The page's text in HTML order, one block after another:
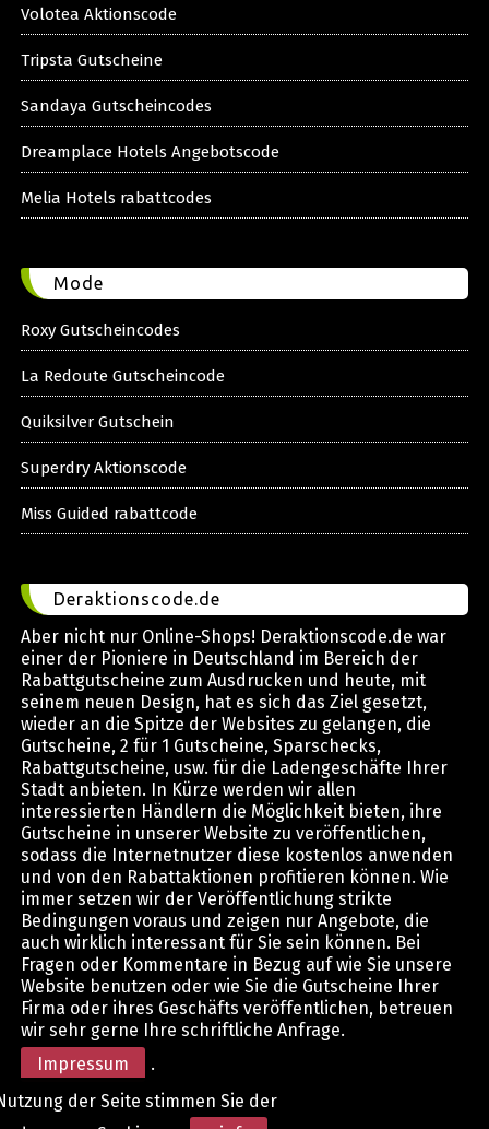
Volotea Aktionscode
Tripsta Gutscheine
Sandaya Gutscheincodes
Dreamplace Hotels Angebotscode
Melia Hotels rabattcodes
Mode
Roxy Gutscheincodes
La Redoute Gutscheincode
Quiksilver Gutschein
Superdry Aktionscode
Miss Guided rabattcode
Deraktionscode.de
Aber nicht nur Online-Shops! Deraktionscode.de war
einer der Pioniere in Deutschland im Bereich der
Rabattgutscheine zum Ausdrucken und heute, mit
seinem neuen Design, hat es sich das Ziel gesetzt,
wieder an die Spitze der Websites zu gelangen, die
Gutscheine, 2 für 1 Gutscheine, Sparschecks,
Rabattgutscheine, usw. für die Ladengeschäfte Ihrer
Stadt anbieten. In Kürze werden wir allen
interessierten Händlern die Möglichkeit bieten, ihre
Gutscheine in unserer Website zu veröffentlichen,
sodass die Internetnutzer diese kostenlos anwenden
und von den Rabattaktionen profitieren können. Wie
immer setzen wir der Veröffentlichung strikte
Bedingungen voraus und zeigen nur Angebote, die
auch wirklich interessant für Sie sein können. Bei
Fragen oder Kommentare in Bezug auf wie Sie unsere
Website benutzen oder wie Sie die Gutscheine Ihrer
Firma oder ihres Geschäfts veröffentlichen, betreuen
wir sehr gerne Ihre schriftliche Anfrage.
Impressum
.
der Seite stimmen Sie der